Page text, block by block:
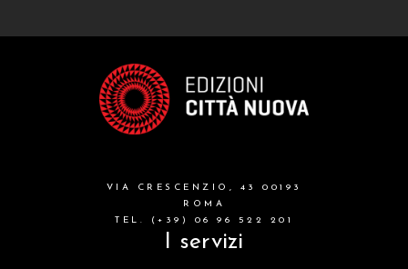
VIA CRESCENZIO, 43 00193
ROMA
TEL. (+39) 06 96 522 201
I servizi